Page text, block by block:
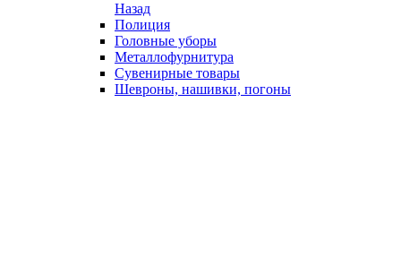
Назад
Полиция
Головные уборы
Металлофурнитура
Сувенирные товары
Шевроны, нашивки, погоны